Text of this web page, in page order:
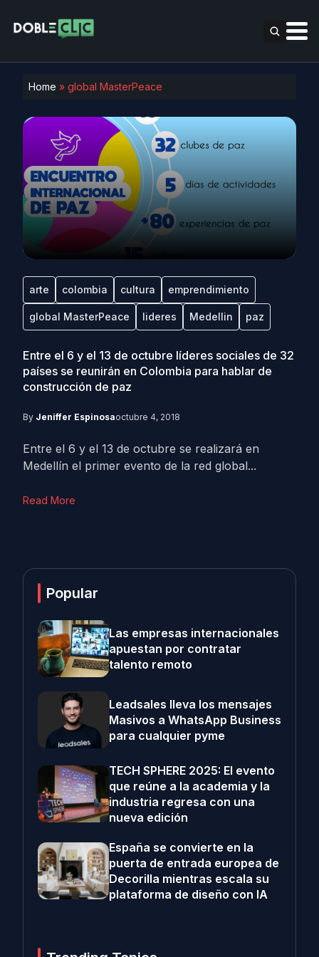
Home » global MasterPeace
arte colombia cultura emprendimiento
global MasterPeace lideres Medellin paz
Entre el 6 y el 13 de octubre líderes sociales de 32
países se reunirán en Colombia para hablar de
construcción de paz
By Jeniffer Espinosaoctubre 4, 2018
Entre el 6 y el 13 de octubre se realizará en
Medellín el primer evento de la red global...
Read More
Popular
Las empresas internacionales
apuestan por contratar
talento remoto
Leadsales lleva los mensajes
Masivos a WhatsApp Business
para cualquier pyme
TECH SPHERE 2025: El evento
que reúne a la academia y la
industria regresa con una
nueva edición
España se convierte en la
puerta de entrada europea de
Decorilla mientras escala su
plataforma de diseño con IA